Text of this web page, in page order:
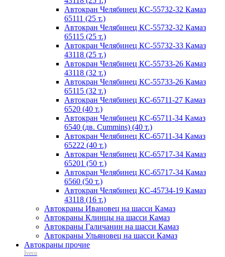
Автокран Челябинец КС-55732-32 Камаз
65111 (25 т.)
Автокран Челябинец КС-55732-32 Камаз
65115 (25 т.)
Автокран Челябинец КС-55732-33 Камаз
43118 (25 т.)
Автокран Челябинец КС-55733-26 Камаз
43118 (32 т.)
Автокран Челябинец КС-55733-26 Камаз
65115 (32 т.)
Автокран Челябинец КС-65711-27 Камаз
6520 (40 т.)
Автокран Челябинец КС-65711-34 Камаз
6540 (дв. Cummins) (40 т.)
Автокран Челябинец КС-65711-34 Камаз
65222 (40 т.)
Автокран Челябинец КС-65717-34 Камаз
65201 (50 т.)
Автокран Челябинец КС-65717-34 Камаз
6560 (50 т.)
Автокран Челябинец КС-45734-19 Камаз
43118 (16 т.)
Автокраны Ивановец на шасси Камаз
Автокраны Клинцы на шасси Камаз
Автокраны Галичанин на шасси Камаз
Автокраны Ульяновец на шасси Камаз
Автокраны прочие
Iveco